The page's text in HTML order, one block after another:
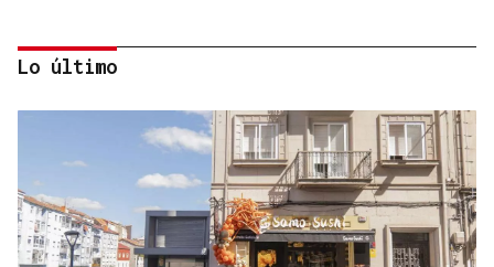
Eduardo Medrano
Primera carrera de Ascot
Lo último